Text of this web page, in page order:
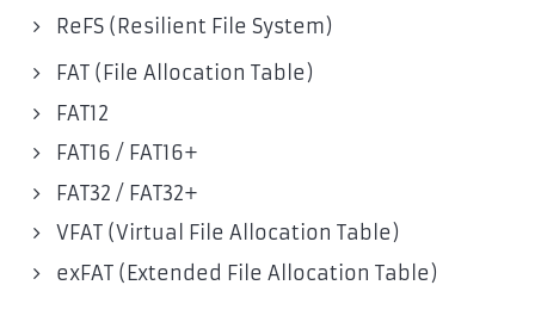
ReFS (Resilient File System)
FAT (File Allocation Table)
FAT12
FAT16 / FAT16+
FAT32 / FAT32+
VFAT (Virtual File Allocation Table)
exFAT (Extended File Allocation Table)